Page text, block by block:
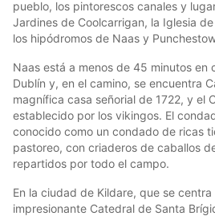
pueblo, los pintorescos canales y
Jardines de Coolcarrigan, la Iglesia
los hipódromos de Naas y
Naas está a menos de 45 minutos en
Dublín y, en el camino, se encuentra
magnífica casa señorial de 1722, y el
establecido por los vikingos. El
conocido como un condado de ricas
pastoreo, con criaderos de caballos
repartidos por todo el campo.
En la ciudad de Kildare, que se
impresionante Catedral de Santa